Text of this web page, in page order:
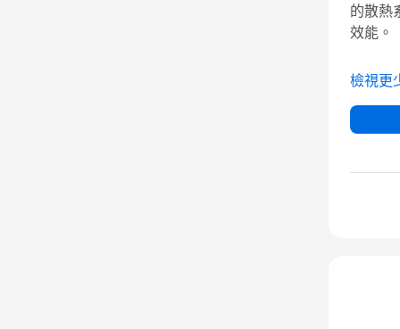
的散熱
效能。
檢視更